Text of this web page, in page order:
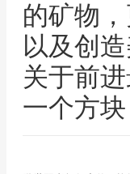
的矿物
以及创
关于前
一个方